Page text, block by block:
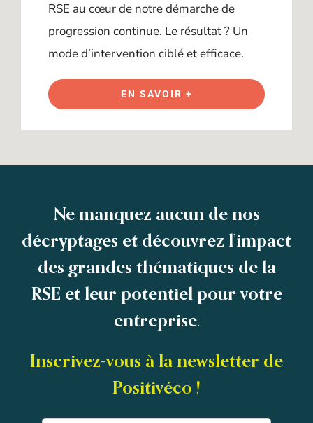
RSE au cœur de notre démarche de
progression continue. Le résultat ? Un
mode d’intervention ciblé et efficace.
EN SAVOIR +
Ne manquez aucun de nos
décryptages et découvrez l’impact
des grandes thématiques de la
RSE et leur potentiel pour votre
entreprise.
Inscrivez-vous à la newsletter de
Positivéco !